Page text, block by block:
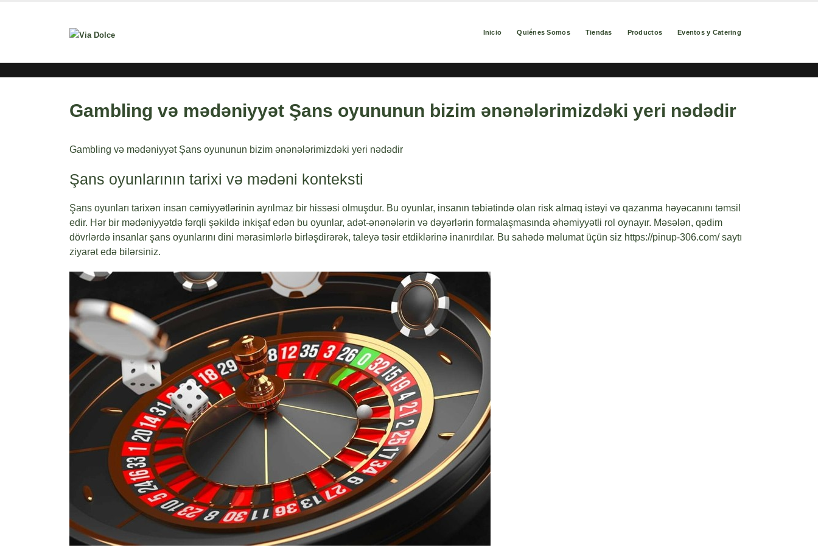
Inicio Quiénes Somos Tiendas Productos Eventos y Catering
Gambling və mədəniyyət Şans oyununun bizim ənənələrimizdəki yeri nədədir
Gambling və mədəniyyət Şans oyununun bizim ənənələrimizdəki yeri nədədir
Şans oyunlarının tarixi və mədəni konteksti
Şans oyunları tarixən insan cəmiyyətlərinin ayrılmaz bir hissəsi olmuşdur. Bu oyunlar, insanın təbiətində olan risk almaq istəyi və qazanma həyəcanını təmsil
edir. Hər bir mədəniyyətdə fərqli şəkildə inkişaf edən bu oyunlar, adət-ənənələrin və dəyərlərin formalaşmasında əhəmiyyətli rol oynayır. Məsələn, qədim
dövrlərdə insanlar şans oyunlarını dini mərasimlərlə birləşdirərək, taleyə təsir etdiklərinə inanırdılar. Bu sahədə məlumat üçün siz https://pinup-306.com/saytı
ziyarət edə bilərsiniz.